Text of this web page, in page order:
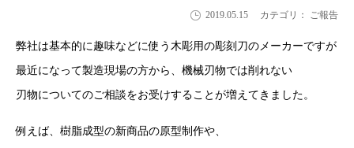
2019.05.15 カテゴリ： ご報告
弊社は基本的に趣味などに使う木彫用の彫刻刀のメーカーですが
最近になって製造現場の方から、機械刃物では削れない
刃物についてのご相談をお受けすることが増えてきました。
例えば、樹脂成型の新商品の原型制作や、